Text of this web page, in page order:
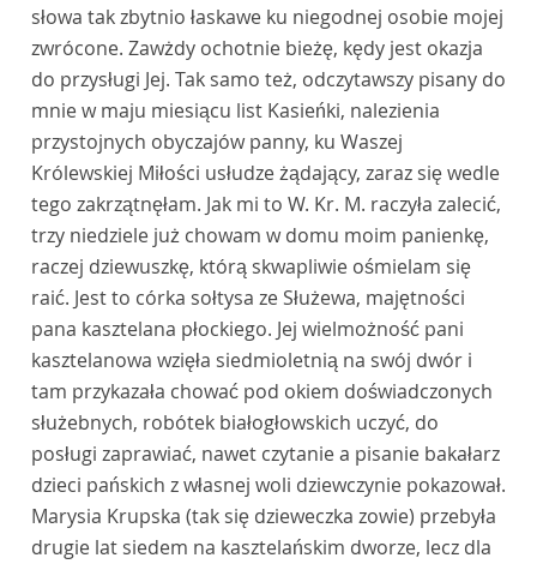
słowa tak zbytnio łaskawe ku niegodnej osobie mojej
zwrócone. Zawżdy ochotnie bieżę, kędy jest okazja
do przysługi Jej. Tak samo też, odczytawszy pisany do
mnie w maju miesiącu list Kasieńki, nalezienia
przystojnych obyczajów panny, ku Waszej
Królewskiej Miłości usłudze żądający, zaraz się wedle
tego zakrzątnęłam. Jak mi to W. Kr. M. raczyła zalecić,
trzy niedziele już chowam w domu moim panienkę,
raczej dziewuszkę, którą skwapliwie ośmielam się
raić. Jest to córka sołtysa ze Służewa, majętności
pana kasztelana płockiego. Jej wielmożność pani
kasztelanowa wzięła siedmioletnią na swój dwór i
tam przykazała chować pod okiem doświadczonych
służebnych, robótek białogłowskich uczyć, do
posługi zaprawiać, nawet czytanie a pisanie bakałarz
dzieci pańskich z własnej woli dziewczynie pokazował.
Marysia Krupska (tak się dzieweczka zowie) przebyła
drugie lat siedem na kasztelańskim dworze, lecz dla